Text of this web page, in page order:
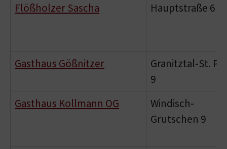
Flößholzer Sascha Hauptstraße 6
Gasthaus Gößnitzer
Granitztal-St.
9
Gasthaus Kollmann OG
Windisch-
Grutschen 9